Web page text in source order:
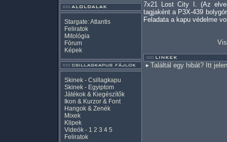
Stargate: Atlantis
Feliratok
Mitológia
Fórum
Képek
Skinek - Csillagkapu
Skinek - Egyiptom
Játékok & Kiegészítők
Ikon & Kurzor & Font
Hangok & Zenék
Mixek
Klipek
Videók - 1 2 3 4 5
Feliratok
7x21 Lost City I. (Az
tagjaként a P3X-439
Feladata a kapu védelme
Találtál egy hibát? Itt